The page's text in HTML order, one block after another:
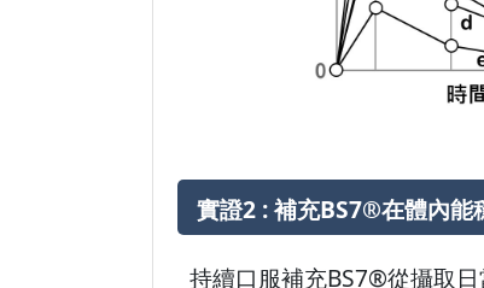
實證2 : 補充BS7®在體內能
持續口服補充BS7®從攝取